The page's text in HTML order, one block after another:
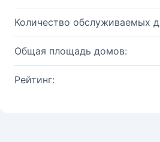
Количество обслуживаемых
Общая площадь домов:
Рейтинг: